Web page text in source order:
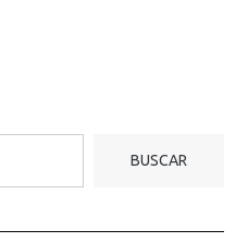
BUSCAR